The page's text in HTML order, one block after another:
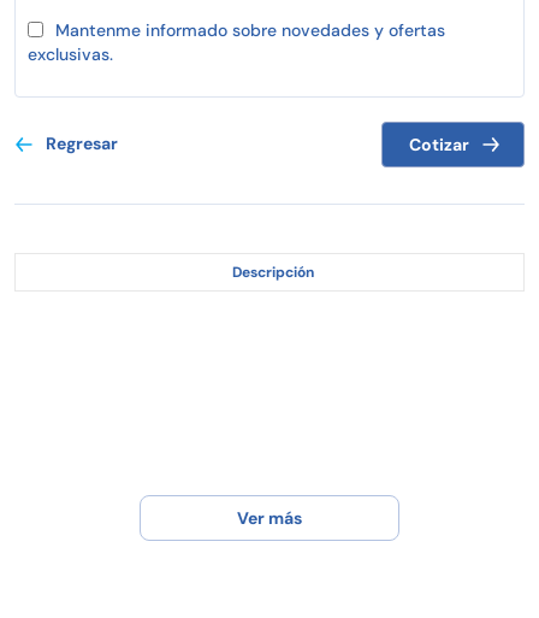
Mantenme informado sobre novedades y ofertas
exclusivas.
Regresar Cotizar
Descripción
Ver más